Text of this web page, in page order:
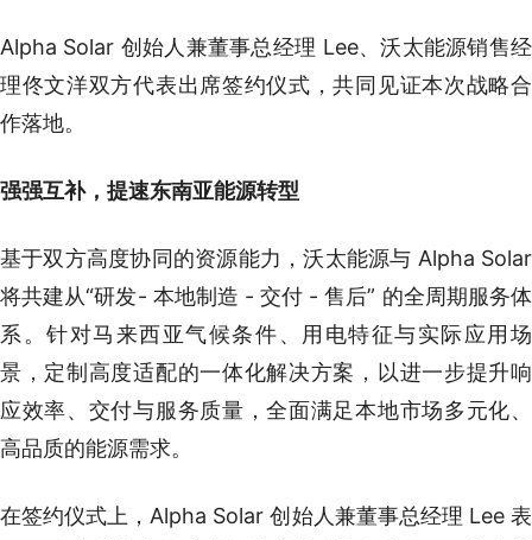
Alpha Solar 创始人兼董事总经理 Lee、沃太能源销售经
理佟文洋双方代表出席签约仪式，共同见证本次战略合
作落地。
强强互补，提速东南亚能源转型
基于双方高度协同的资源能力，沃太能源与 Alpha Solar
将共建从“研发- 本地制造 - 交付 - 售后” 的全周期服务体
系。针对马来西亚气候条件、用电特征与实际应用场
景，定制高度适配的一体化解决方案，以进一步提升响
应效率、交付与服务质量，全面满足本地市场多元化、
高品质的能源需求。
在签约仪式上，Alpha Solar 创始人兼董事总经理 Lee 表